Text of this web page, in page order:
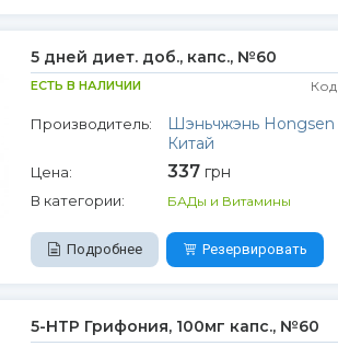
5 дней диет. доб., капс., №60
ЕСТЬ В НАЛИЧИИ
Производитель:
Шэньчжэнь Hongsen
Китай
Цена: 337грн
В категории: БАДы и Витамины
Подробнее Резервировать
5-НТР Грифония, 100мг капс., №60